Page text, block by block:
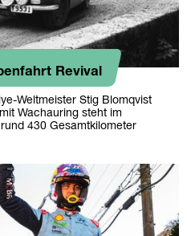
Revival
Weltmeister Stig Blomqvist
Wachauring steht im
430 Gesamtkilometer